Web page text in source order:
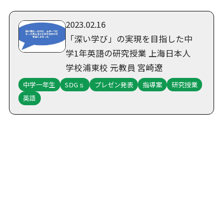
2023.02.16
「深い学び」の実現を目指した中
学1年英語の研究授業 上海日本人
学校浦東校 元教員 宮崎遼
中学一年生 SDGｓ プレゼン発表 指導案
研究授業
英語